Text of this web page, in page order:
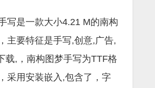
写是一款大小4.21 M的南构
主要特征是手写,创意,广告,
载,，南构图梦手写为TTF格
采用安装嵌入,包含了，字